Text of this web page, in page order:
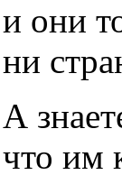
и они
ни
А
что им